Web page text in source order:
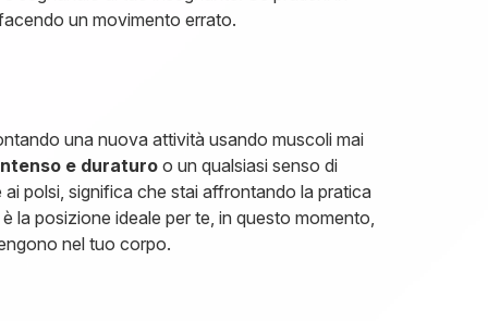
un movimento errato.
una nuova attività usando muscoli mai
e duraturo o un qualsiasi senso di
polsi, significa che stai affrontando la pratica
la posizione ideale per te, in questo momento,
nel tuo corpo.